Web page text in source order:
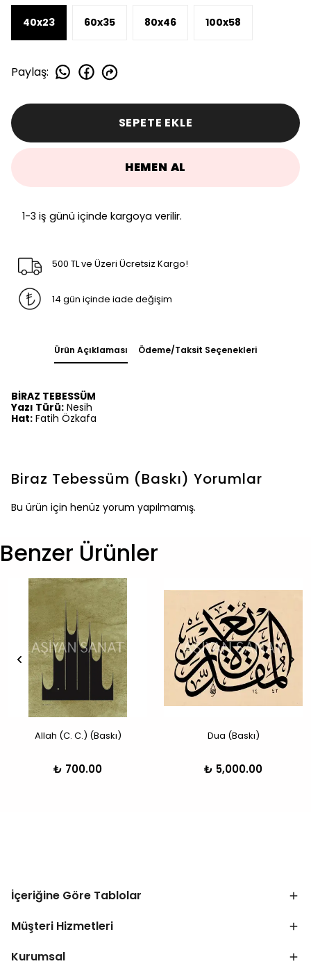
40x23 60x35 80x46 100x58
Paylaş:
SEPETE EKLE
HEMEN AL
1-3 iş günü içinde kargoya verilir.
500 TL ve Üzeri Ücretsiz Kargo!
14 gün içinde iade değişim
Ürün Açıklaması Ödeme/Taksit Seçenekleri
BİRAZ TEBESSÜM
Yazı Türü: Nesih
Hat: Fatih Özkafa
Biraz Tebessüm (Baskı) Yorumlar
Bu ürün için henüz yorum yapılmamış.
Benzer Ürünler
Allah (C. C.) (Baskı)
₺ 700.00
Dua (Baskı)
₺ 5,000.00
İçeriğine Göre Tablolar
Müşteri Hizmetleri
Kurumsal